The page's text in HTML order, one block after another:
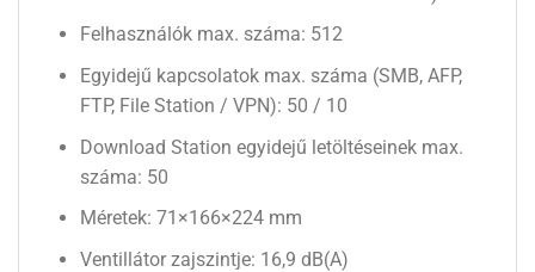
Felhasználók max. száma: 512
Egyidejű kapcsolatok max. száma (SMB, AFP,
FTP, File Station / VPN): 50 / 10
Download Station egyidejű letöltéseinek max.
száma: 50
Méretek: 71×166×224 mm
Ventillátor zajszintje: 16,9 dB(A)